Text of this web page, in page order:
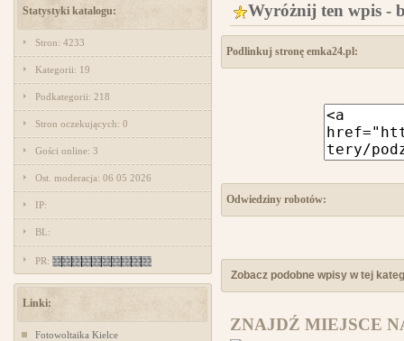
Statystyki katalogu:
Stron: 4233
Kategorii: 19
Podkategorii: 218
Stron oczekujących: 0
Gości online: 3
Ost. moderacja: 06 05 2026
IP:
BL:
PR:
Linki:
Fotowoltaika Kielce
Wyróżnij ten wpis -
Podlinkuj stronę emka24.pl:
Odwiedziny robotów:
Zobacz podobne wpisy w tej
ZNAJDŹ MIEJSCE